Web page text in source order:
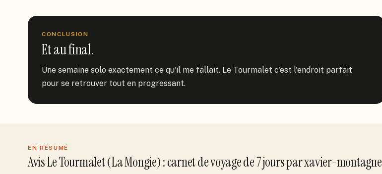
CONCLUSION
Et au final.
Une semaine solo exactement ce qu'il me fallait. Le Tourmalet c'est l'endroit parfait
pour se retrouver tout en progressant.
EN RÉSUMÉ
AvisLe Tourmalet (La Mongie): carnet de voyage de7joursparxavier-montagne